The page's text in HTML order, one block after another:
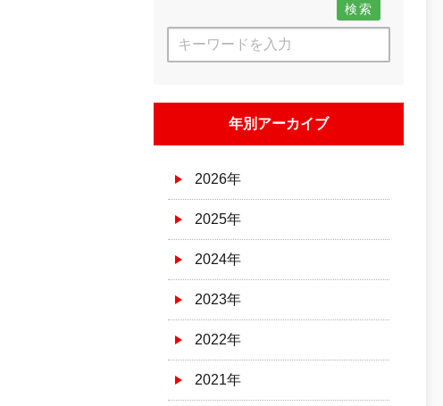
検索
年別アーカイブ
2026年
2025年
2024年
2023年
2022年
2021年